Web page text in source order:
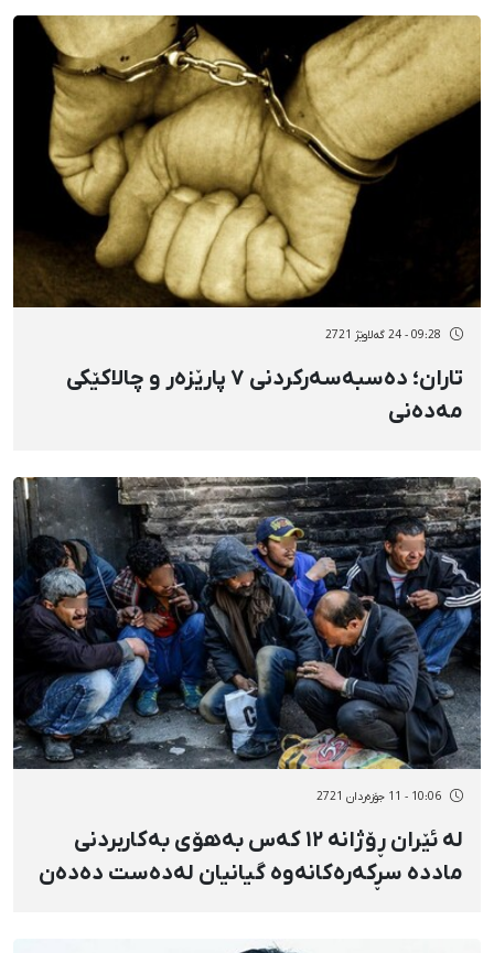
09:28 - 24 گەلاوێژ 2721
تاران؛ دەسبەسەرکردنی ٧ پارێزەر و چالاکێکی
مەدەنی
10:06 - 11 جۆزەردان 2721
لە ئێران ڕۆژانە ١٢ کەس بەهۆی بەکاربردنی
ماددە سڕکەرەکانەوە گیانیان لەدەست دەدەن